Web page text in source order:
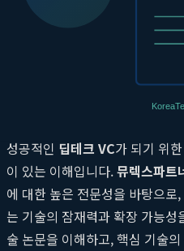
는 다른 접근 방식이 필요합니
의 역할이 그 어느 때
트너스는 이 분야에서 가장 신뢰
기술의 가치를 이해하는
성공적인 딥테크 VC가 되기 위
이 있는 이해입니다.뮤렉스파트
에 대한 높은 전문성을 바탕으
는 기술의 잠재력과 확장 가능성
술 논문을 이해하고, 핵심 기술